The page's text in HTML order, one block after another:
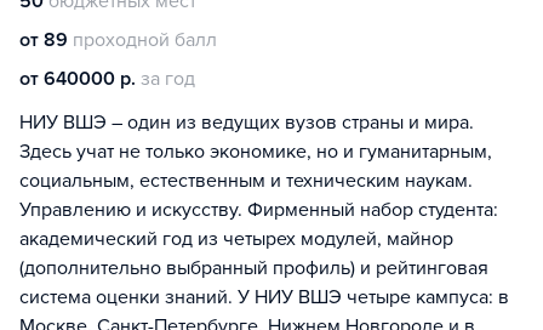
от 89 проходной балл
от 640000 р. за год
НИУ ВШЭ – один из ведущих вузов страны и мира.
Здесь учат не только экономике, но и гуманитарным,
социальным, естественным и техническим наукам.
Управлению и искусству. Фирменный набор студента:
академический год из четырех модулей, майнор
(дополнительно выбранный профиль) и рейтинговая
система оценки знаний. У НИУ ВШЭ четыре кампуса: в